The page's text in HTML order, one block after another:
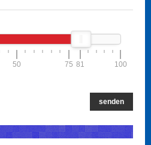
50 75 81 100
senden